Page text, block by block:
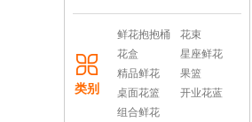
类别
鲜花抱抱桶
花束
花盒
星座鲜花
精品鲜花
果篮
桌面花篮
开业花蓝
组合鲜花